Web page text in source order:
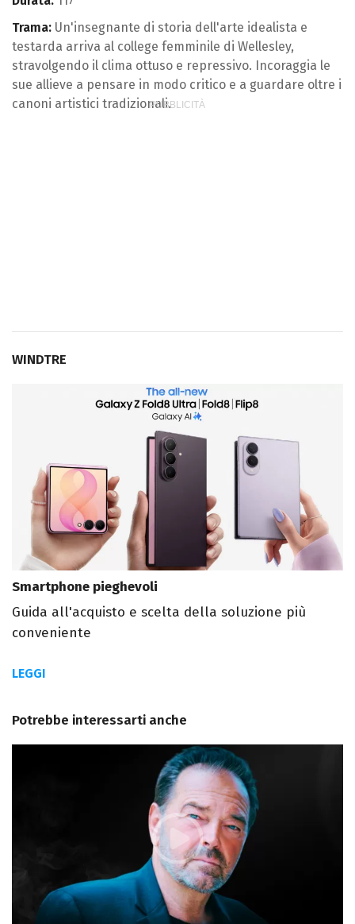
Trama: Un'insegnante di storia dell'arte idealista e
testarda arriva al college femminile di Wellesley,
stravolgendo il clima ottuso e repressivo. Incoraggia le
sue allieve a pensare in modo critico e a guardare oltre i
canoni artistici tradizionali.
WINDTRE
Smartphone pieghevoli
Guida all'acquisto e scelta della soluzione più
conveniente
LEGGI
Potrebbe interessarti anche